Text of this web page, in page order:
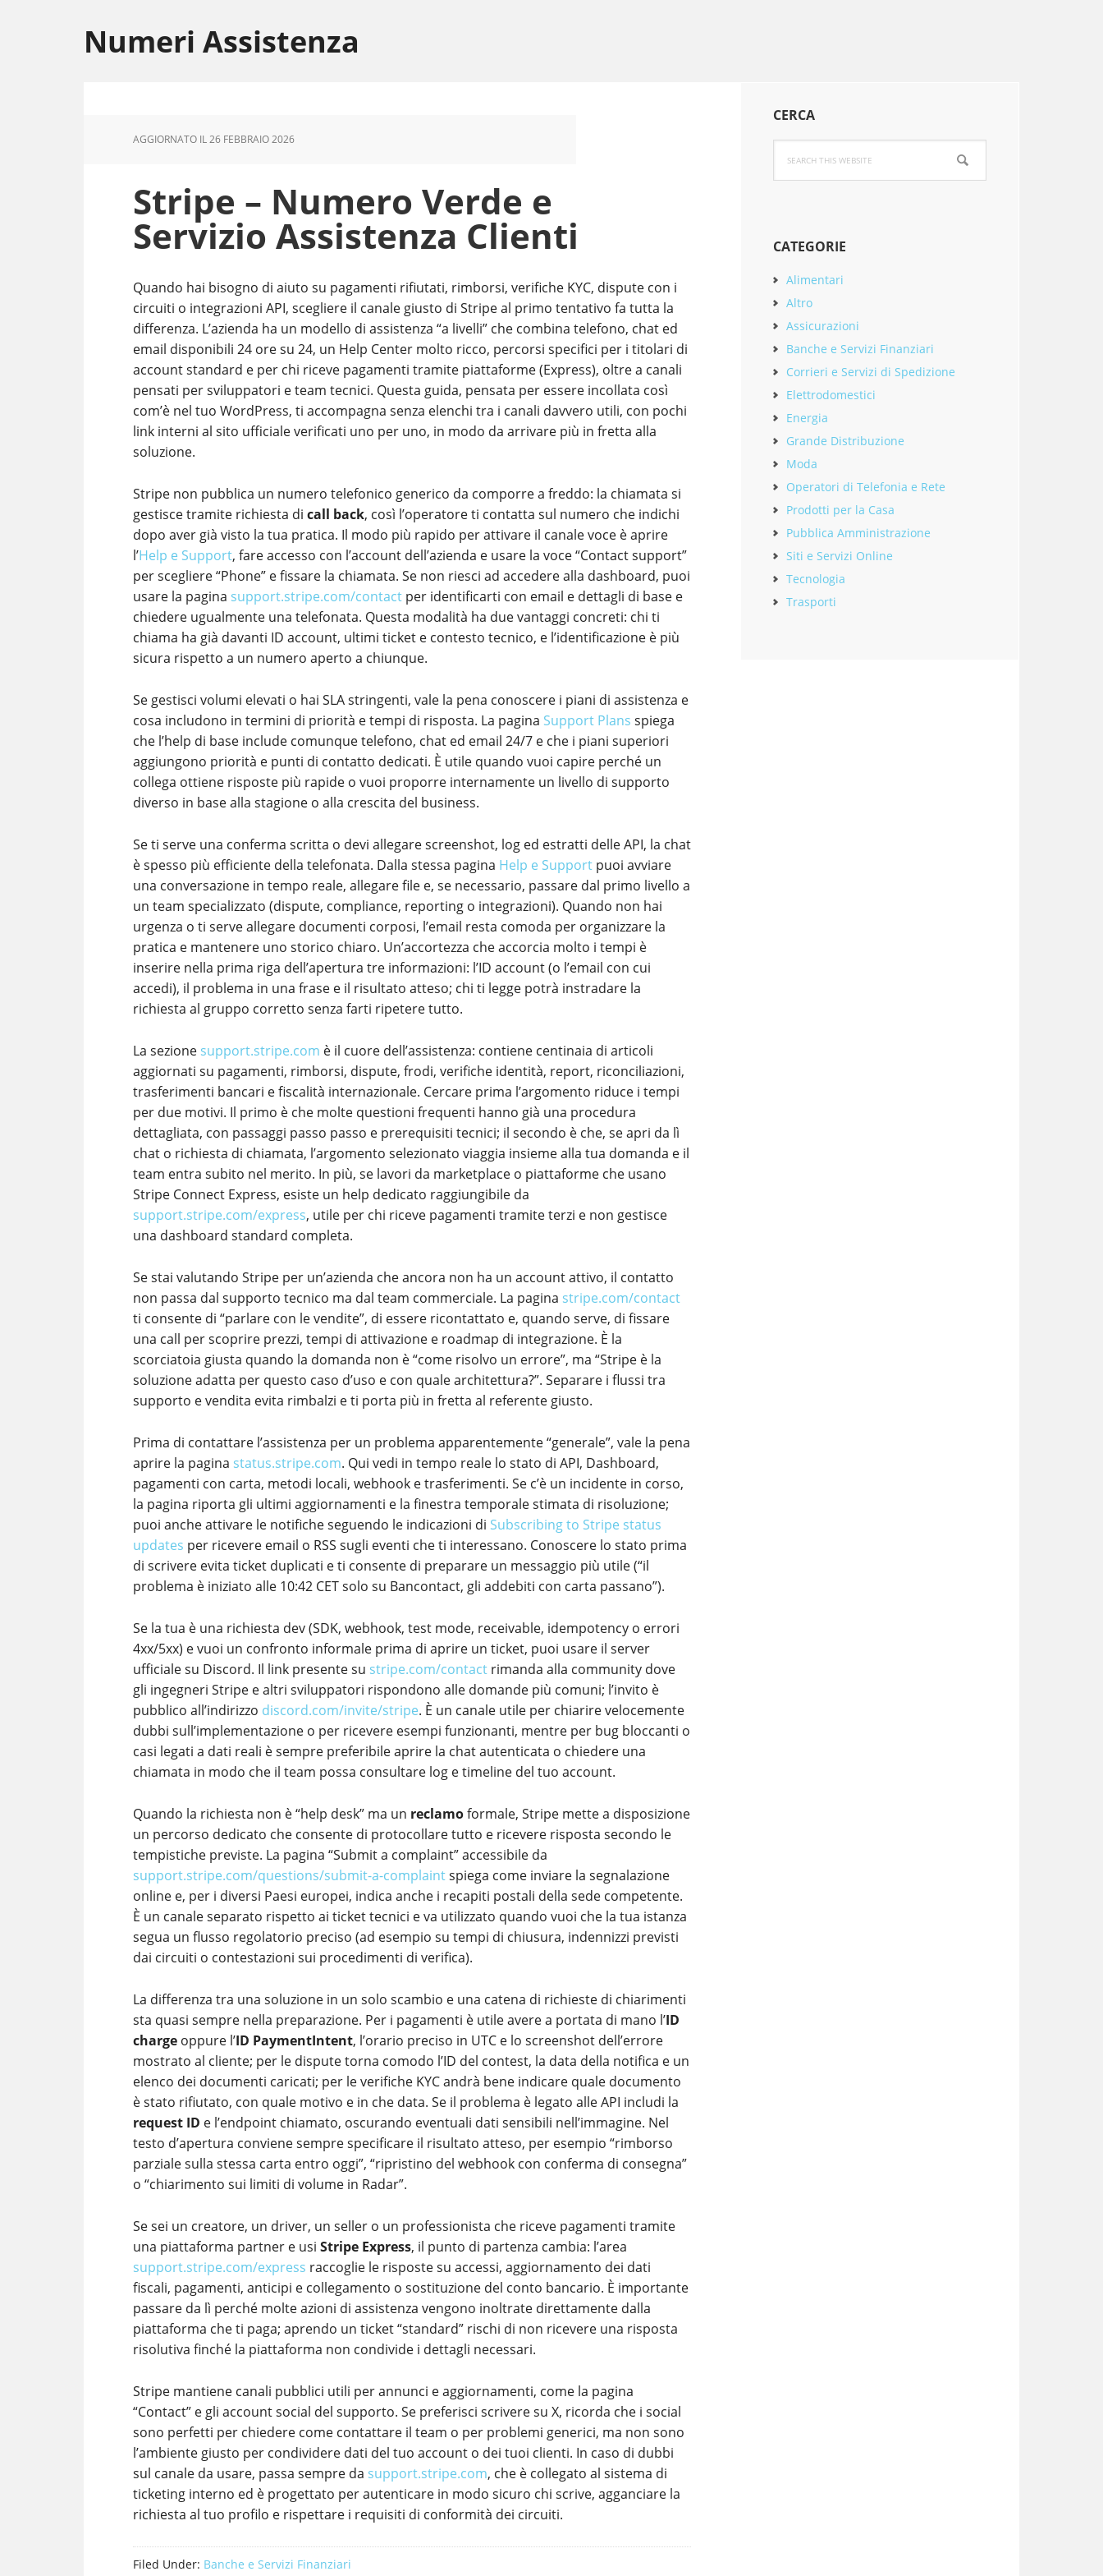
to
main
to
primary
to
footer
Numeri Assistenza
AGGIORNATO IL26 FEBBRAIO 2026
Stripe – Numero Verde e
Servizio Assistenza Clienti
Quando hai bisogno di aiuto su pagamenti rifiutati, rimborsi, verifiche KYC, dispute con i
circuiti o integrazioni API, scegliere il canale giusto di Stripe al primo tentativo fa tutta la
differenza. L’azienda ha un modello di assistenza “a livelli” che combina telefono, chat ed
email disponibili 24 ore su 24, un Help Center molto ricco, percorsi specifici per i titolari di
account standard e per chi riceve pagamenti tramite piattaforme (Express), oltre a canali
pensati per sviluppatori e team tecnici. Questa guida, pensata per essere incollata così
com’è nel tuo WordPress, ti accompagna senza elenchi tra i canali davvero utili, con pochi
link interni al sito ufficiale verificati uno per uno, in modo da arrivare più in fretta alla
soluzione.
Stripe non pubblica un numero telefonico generico da comporre a freddo: la chiamata si
gestisce tramite richiesta di call back, così l’operatore ti contatta sul numero che indichi
dopo aver già visto la tua pratica. Il modo più rapido per attivare il canale voce è aprire
l’Help e Support, fare accesso con l’account dell’azienda e usare la voce “Contact support”
per scegliere “Phone” e fissare la chiamata. Se non riesci ad accedere alla dashboard, puoi
usare la pagina support.stripe.com/contact per identificarti con email e dettagli di base e
chiedere ugualmente una telefonata. Questa modalità ha due vantaggi concreti: chi ti
chiama ha già davanti ID account, ultimi ticket e contesto tecnico, e l’identificazione è più
sicura rispetto a un numero aperto a chiunque.
Se gestisci volumi elevati o hai SLA stringenti, vale la pena conoscere i piani di assistenza e
cosa includono in termini di priorità e tempi di risposta. La pagina Support Plans spiega
che l’help di base include comunque telefono, chat ed email 24/7 e che i piani superiori
aggiungono priorità e punti di contatto dedicati. È utile quando vuoi capire perché un
collega ottiene risposte più rapide o vuoi proporre internamente un livello di supporto
diverso in base alla stagione o alla crescita del business.
Se ti serve una conferma scritta o devi allegare screenshot, log ed estratti delle API, la chat
è spesso più efficiente della telefonata. Dalla stessa pagina Help e Support puoi avviare
una conversazione in tempo reale, allegare file e, se necessario, passare dal primo livello a
un team specializzato (dispute, compliance, reporting o integrazioni). Quando non hai
urgenza o ti serve allegare documenti corposi, l’email resta comoda per organizzare la
pratica e mantenere uno storico chiaro. Un’accortezza che accorcia molto i tempi è
inserire nella prima riga dell’apertura tre informazioni: l’ID account (o l’email con cui
accedi), il problema in una frase e il risultato atteso; chi ti legge potrà instradare la
richiesta al gruppo corretto senza farti ripetere tutto.
La sezione support.stripe.com è il cuore dell’assistenza: contiene centinaia di articoli
aggiornati su pagamenti, rimborsi, dispute, frodi, verifiche identità, report, riconciliazioni,
trasferimenti bancari e fiscalità internazionale. Cercare prima l’argomento riduce i tempi
per due motivi. Il primo è che molte questioni frequenti hanno già una procedura
dettagliata, con passaggi passo passo e prerequisiti tecnici; il secondo è che, se apri da lì
chat o richiesta di chiamata, l’argomento selezionato viaggia insieme alla tua domanda e il
team entra subito nel merito. In più, se lavori da marketplace o piattaforme che usano
Stripe Connect Express, esiste un help dedicato raggiungibile da
support.stripe.com/express, utile per chi riceve pagamenti tramite terzi e non gestisce
una dashboard standard completa.
Se stai valutando Stripe per un’azienda che ancora non ha un account attivo, il contatto
non passa dal supporto tecnico ma dal team commerciale. La pagina stripe.com/contact
ti consente di “parlare con le vendite”, di essere ricontattato e, quando serve, di fissare
una call per scoprire prezzi, tempi di attivazione e roadmap di integrazione. È la
scorciatoia giusta quando la domanda non è “come risolvo un errore”, ma “Stripe è la
soluzione adatta per questo caso d’uso e con quale architettura?”. Separare i flussi tra
supporto e vendita evita rimbalzi e ti porta più in fretta al referente giusto.
Prima di contattare l’assistenza per un problema apparentemente “generale”, vale la pena
aprire la pagina status.stripe.com. Qui vedi in tempo reale lo stato di API, Dashboard,
pagamenti con carta, metodi locali, webhook e trasferimenti. Se c’è un incidente in corso,
la pagina riporta gli ultimi aggiornamenti e la finestra temporale stimata di risoluzione;
puoi anche attivare le notifiche seguendo le indicazioni di Subscribing to Stripe status
updates per ricevere email o RSS sugli eventi che ti interessano. Conoscere lo stato prima
di scrivere evita ticket duplicati e ti consente di preparare un messaggio più utile (“il
problema è iniziato alle 10:42 CET solo su Bancontact, gli addebiti con carta passano”).
Se la tua è una richiesta dev (SDK, webhook, test mode, receivable, idempotency o errori
4xx/5xx) e vuoi un confronto informale prima di aprire un ticket, puoi usare il server
ufficiale su Discord. Il link presente su stripe.com/contact rimanda alla community dove
gli ingegneri Stripe e altri sviluppatori rispondono alle domande più comuni; l’invito è
pubblico all’indirizzo discord.com/invite/stripe. È un canale utile per chiarire velocemente
dubbi sull’implementazione o per ricevere esempi funzionanti, mentre per bug bloccanti o
casi legati a dati reali è sempre preferibile aprire la chat autenticata o chiedere una
chiamata in modo che il team possa consultare log e timeline del tuo account.
Quando la richiesta non è “help desk” ma un reclamoformale, Stripe mette a disposizione
un percorso dedicato che consente di protocollare tutto e ricevere risposta secondo le
tempistiche previste. La pagina “Submit a complaint” accessibile da
support.stripe.com/questions/submit-a-complaintspiega come inviare la segnalazione
online e, per i diversi Paesi europei, indica anche i recapiti postali della sede competente.
È un canale separato rispetto ai ticket tecnici e va utilizzato quando vuoi che la tua istanza
segua un flusso regolatorio preciso (ad esempio su tempi di chiusura, indennizzi previsti
dai circuiti o contestazioni sui procedimenti di verifica).
La differenza tra una soluzione in un solo scambio e una catena di richieste di chiarimenti
sta quasi sempre nella preparazione. Per i pagamenti è utile avere a portata di mano l’ID
charge oppure l’ID PaymentIntent, l’orario preciso in UTC e lo screenshot dell’errore
mostrato al cliente; per le dispute torna comodo l’ID del contest, la data della notifica e un
elenco dei documenti caricati; per le verifiche KYC andrà bene indicare quale documento
è stato rifiutato, con quale motivo e in che data. Se il problema è legato alle API includi la
request ID e l’endpoint chiamato, oscurando eventuali dati sensibili nell’immagine. Nel
testo d’apertura conviene sempre specificare il risultato atteso, per esempio “rimborso
parziale sulla stessa carta entro oggi”, “ripristino del webhook con conferma di consegna”
o “chiarimento sui limiti di volume in Radar”.
Se sei un creatore, un driver, un seller o un professionista che riceve pagamenti tramite
una piattaforma partner e usi Stripe Express, il punto di partenza cambia: l’area
support.stripe.com/express raccoglie le risposte su accessi, aggiornamento dei dati
fiscali, pagamenti, anticipi e collegamento o sostituzione del conto bancario. È importante
passare da lì perché molte azioni di assistenza vengono inoltrate direttamente dalla
piattaforma che ti paga; aprendo un ticket “standard” rischi di non ricevere una risposta
risolutiva finché la piattaforma non condivide i dettagli necessari.
Stripe mantiene canali pubblici utili per annunci e aggiornamenti, come la pagina
“Contact” e gli account social del supporto. Se preferisci scrivere su X, ricorda che i social
sono perfetti per chiedere come contattare il team o per problemi generici, ma non sono
l’ambiente giusto per condividere dati del tuo account o dei tuoi clienti. In caso di dubbi
sul canale da usare, passa sempre da support.stripe.com, che è collegato al sistema di
ticketing interno ed è progettato per autenticare in modo sicuro chi scrive, agganciare la
richiesta al tuo profilo e rispettare i requisiti di conformità dei circuiti.
Filed Under: Banche e Servizi Finanziari
Primary
Sidebar
CERCA
this
website
CATEGORIE
Alimentari
Altro
Assicurazioni
Banche e Servizi Finanziari
Corrieri e Servizi di Spedizione
Elettrodomestici
Energia
Grande Distribuzione
Moda
Operatori di Telefonia e Rete
Prodotti per la Casa
Pubblica Amministrazione
Siti e Servizi Online
Tecnologia
Trasporti